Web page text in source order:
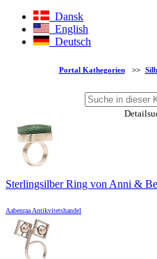
Dansk
English
Deutsch
Portal Kathegorien >>
Sterlingsilber Ring von Anni &
Aabenraa Antikvitetshandel